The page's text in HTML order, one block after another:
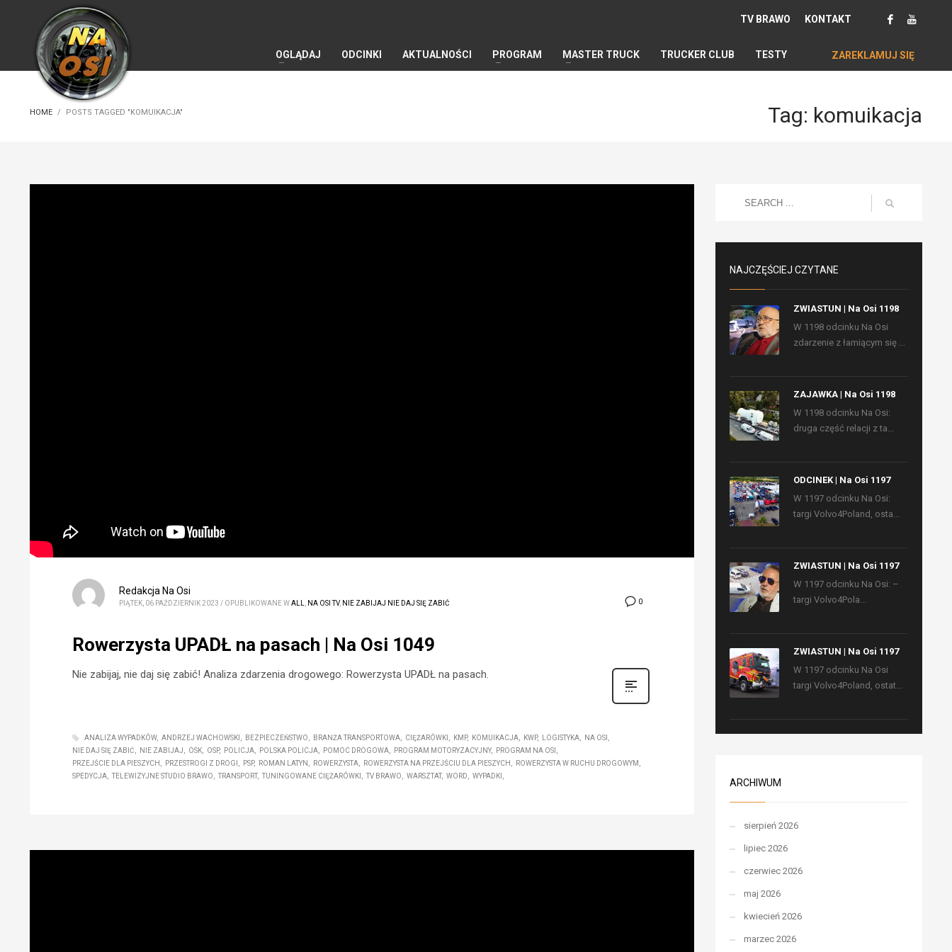
TV BRAWO KONTAKT
OGLĄDAJ ODCINKI AKTUALNOŚCI PROGRAM MASTER TRUCK TRUCKER CLUB TESTY ZAREKLAMUJ SIĘ
HOME POSTS TAGGED "KOMUIKACJA" Tag: komuikacja
0
Redakcja Na Osi
PIĄTEK, 06 PAŹDZIERNIK 2023 / OPUBLIKOWANE WALL NA OSI TV, NIE ZABIJAJ NIE DAJ SIĘ ZABIĆ
Rowerzysta UPADŁ na pasach | Na Osi 1049
Nie zabijaj, nie daj się zabić! Analiza zdarzenia drogowego: Rowerzysta UPADŁ na pasach.
ANALIZA WYPADKÓW ANDRZEJ WACHOWSKI BEZPIECZEŃSTWO BRANŻA TRANSPORTOWA CIĘŻARÓWKI KMP KOMUIKACJA KWP LOGISTYKA
NA OSI
NIE DAJ SIĘ ZABIĆ
NIE ZABIJAJ OSK OSP POLICJA POLSKA POLICJA POMOC DROGOWA PROGRAM MOTORYZACYJNY
PROGRAM NA OSI
PRZEJŚCIE DLA PIESZYCH
PRZESTROGI Z DROGI PSP ROMAN LATYN ROWERZYSTA ROWERZYSTA NA PRZEJŚCIU DLA PIESZYCH
ROWERZYSTA W RUCHU DROGOWYM
SPEDYCJA
TELEWIZYJNE STUDIO BRAWO TRANSPORT TUNINGOWANE CIĘŻARÓWKI TV BRAWO WARSZTAT WORD WYPADKI
NAJCZĘŚCIEJ CZYTANE
ZWIASTUN | Na Osi 1198
W 1198 odcinku Na Osi
zdarzenie z łamiącym się ...
ZAJAWKA | Na Osi 1198
W 1198 odcinku Na Osi:
druga część relacji z ta...
ODCINEK | Na Osi 1197
W 1197 odcinku Na Osi:
targi Volvo4Poland, osta...
ZWIASTUN | Na Osi 1197
W 1197 odcinku Na Osi: –
targi Volvo4Pola...
ZWIASTUN | Na Osi 1197
W 1197 odcinku Na Osi
targi Volvo4Poland, ostat...
ARCHIWUM
sierpień 2026
lipiec 2026
czerwiec 2026
maj 2026
kwiecień 2026
marzec 2026